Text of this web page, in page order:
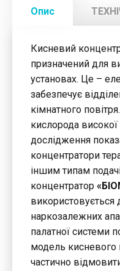
Опис
Кисневий
призначений для
установах. Це –
забезпечує
кімнатного
кислорода високої
дослідження
концентратори
іншим типам
концентратор
наркозалежних
палатної системи
модель кисневого
частично